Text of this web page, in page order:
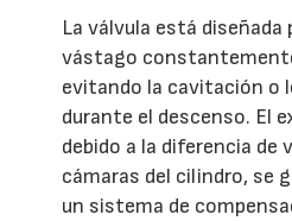
La válvula está diseñada
vástago
evitando la cavitación o
durante el descenso. El
debido a la diferencia de
cámaras del cilindro, se
un sistema de